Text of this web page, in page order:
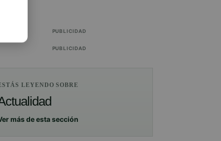
PUBLICIDAD
PUBLICIDAD
LEYENDO SOBRE
más de esta sección